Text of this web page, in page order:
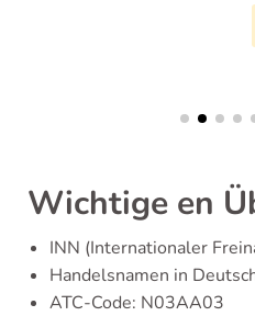
Wichtige en
INN (Internationaler
Handelsnamen in
ATC-Code: N03AA03